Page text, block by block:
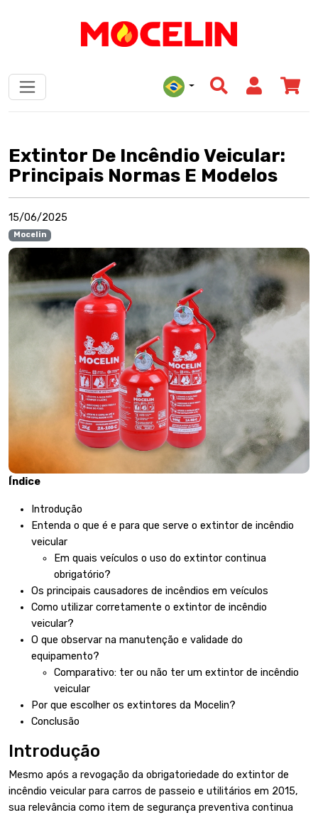
Extintor De Incêndio Veicular:
Principais Normas E Modelos
15/06/2025
Mocelin
Índice
Introdução
Entenda o que é e para que serve o extintor de incêndio
veicular
Em quais veículos o uso do extintor continua
obrigatório?
Os principais causadores de incêndios em veículos
Como utilizar corretamente o extintor de incêndio
veicular?
O que observar na manutenção e validade do
equipamento?
Comparativo: ter ou não ter um extintor de incêndio
veicular
Por que escolher os extintores da Mocelin?
Conclusão
Introdução
Mesmo após a revogação da obrigatoriedade do extintor de
incêndio veicular para carros de passeio e utilitários em 2015,
sua relevância como item de segurança preventiva continua